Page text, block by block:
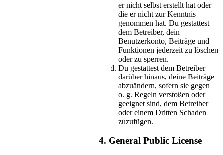
er nicht selbst erstellt hat oder
die er nicht zur Kenntnis
genommen hat. Du gestattest
dem Betreiber, dein
Benutzerkonto, Beiträge und
Funktionen jederzeit zu löschen
oder zu sperren.
Du gestattest dem Betreiber
darüber hinaus, deine Beiträge
abzuändern, sofern sie gegen
o. g. Regeln verstoßen oder
geeignet sind, dem Betreiber
oder einem Dritten Schaden
zuzufügen.
4. General Public License